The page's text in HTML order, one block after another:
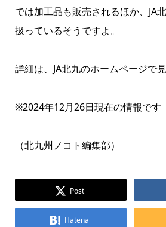
では加工品も販売されるほか、JA
扱っているそうですよ。
詳細は、 JA北九のホームページで
※2024年12月26日現在の情報です
（北九州ノコト編集部）
Post
Hatena